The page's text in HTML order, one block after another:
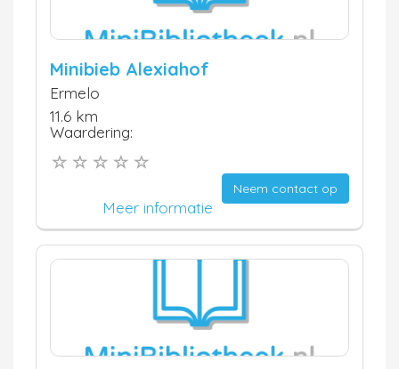
Minibieb Alexiahof
Ermelo
11.6 km
Waardering:
Neem contact op
Meer informatie